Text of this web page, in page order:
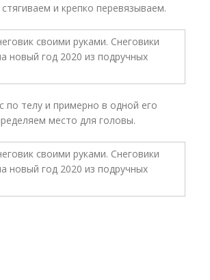
и крепко перевязываем.
по телу и примерно в одной его
место для головы.